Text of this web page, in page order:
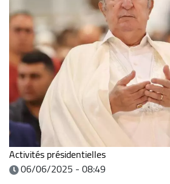
Activités présidentielles
06/06/2025 - 08:49